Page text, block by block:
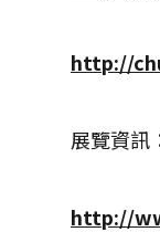
http://
展覽資訊
http://